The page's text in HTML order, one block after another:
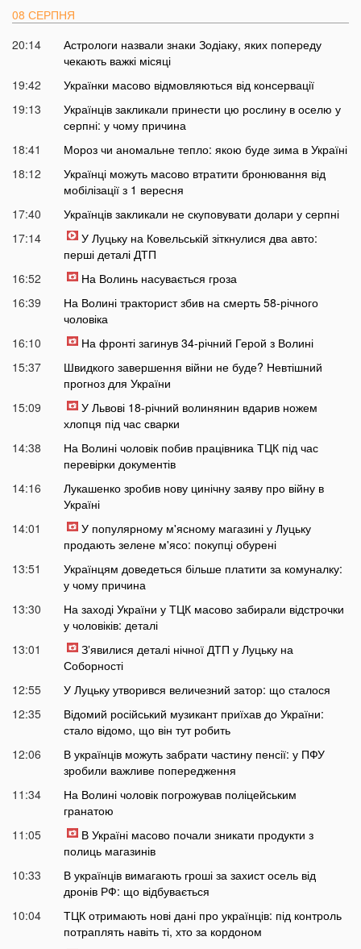
08 СЕРПНЯ
20:14
Астрологи назвали знаки Зодіаку, яких попереду
чекають важкі місяці
19:42
Українки масово відмовляються від консервації
19:13
Українців закликали принести цю рослину в оселю у
серпні: у чому причина
18:41
Мороз чи аномальне тепло: якою буде зима в Україні
18:12
Українці можуть масово втратити бронювання від
мобілізації з 1 вересня
17:40
Українців закликали не скуповувати долари у серпні
17:14
У Луцьку на Ковельській зіткнулися два авто:
перші деталі ДТП
16:52
На Волинь насувається гроза
16:39
На Волині тракторист збив на смерть 58-річного
чоловіка
16:10
На фронті загинув 34-річний Герой з Волині
15:37
Швидкого завершення війни не буде? Невтішний
прогноз для України
15:09
У Львові 18-річний волинянин вдарив ножем
хлопця під час сварки
14:38
На Волині чоловік побив працівника ТЦК під час
перевірки документів
14:16
Лукашенко зробив нову цинічну заяву про війну в
Україні
14:01
У популярному м'ясному магазині у Луцьку
продають зелене м'ясо: покупці обурені
13:51
Українцям доведеться більше платити за комуналку:
у чому причина
13:30
На заході України у ТЦК масово забирали відстрочки
у чоловіків: деталі
13:01
Зʼявилися деталі нічної ДТП у Луцьку на
Соборності
12:55
У Луцьку утворився величезний затор: що сталося
12:35
Відомий російський музикант приїхав до України:
стало відомо, що він тут робить
12:06
В українців можуть забрати частину пенсії: у ПФУ
зробили важливе попередження
11:34
На Волині чоловік погрожував поліцейським
гранатою
11:05
В Україні масово почали зникати продукти з
полиць магазинів
10:33
В українців вимагають гроші за захист осель від
дронів РФ: що відбувається
10:04
ТЦК отримають нові дані про українців: під контроль
потраплять навіть ті, хто за кордоном